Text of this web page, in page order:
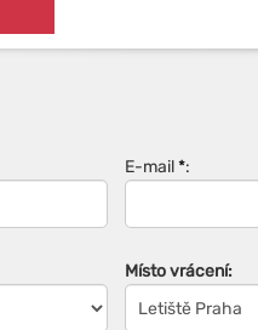
E-mail*:
Místo vrácení: